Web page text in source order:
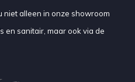
niet alleen in onze showroom
en sanitair, maar ook via de